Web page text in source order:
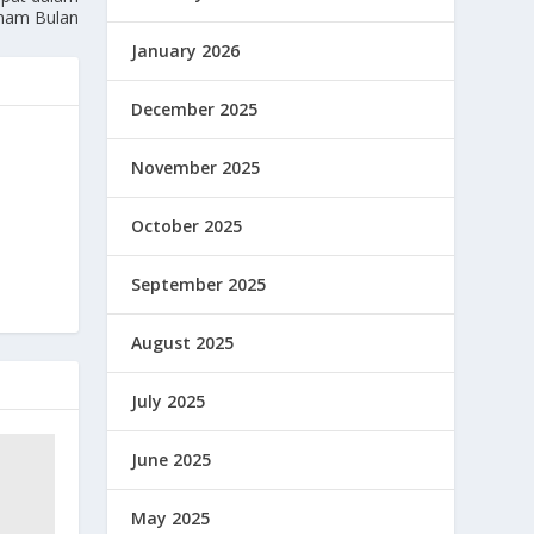
Bulan
January 2026
December 2025
November 2025
October 2025
September 2025
August 2025
July 2025
June 2025
May 2025